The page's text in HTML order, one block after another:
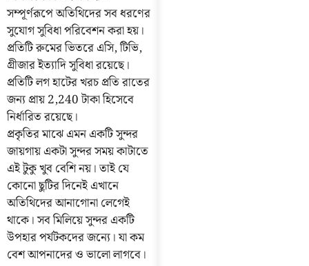
সম্পূর্ণরূপে অতিথিদের সব ধরণের
সুযোগ সুবিধা পরিবেশন করা হয়।
প্রতিটি রুমের ভিতরে এসি, টিভি,
গ্রীজার ইত্যাদি সুবিধা রয়েছে।
প্রতিটি লগ হাটের খরচ প্রতি রাতের
জন্য প্রায় 2,240 টাকা হিসেবে
নির্ধারিত রয়েছে।
প্রকৃতির মাঝে এমন একটি সুন্দর
জায়গায় একটা সুন্দর সময় কাটাতে
এই টুকু খুব বেশি নয়। তাই যে
কোনো ছুটির দিনেই এখানে
অতিথিদের আনাগোনা লেগেই
থাকে। সব মিলিয়ে সুন্দর একটি
উপহার পর্যটকদের জন্যে। যা কম
বেশ আপনাদের ও ভালো লাগবে।